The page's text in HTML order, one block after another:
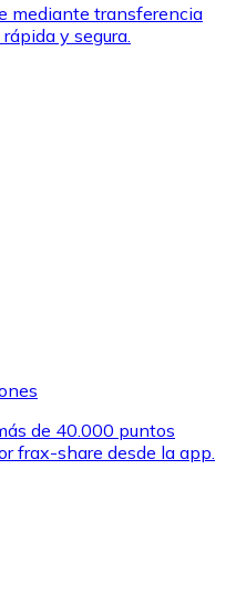
para comprar
tus marcas favoritas con
mediante transferencia
y segura.
de 40.000 puntos
frax-share desde la app.